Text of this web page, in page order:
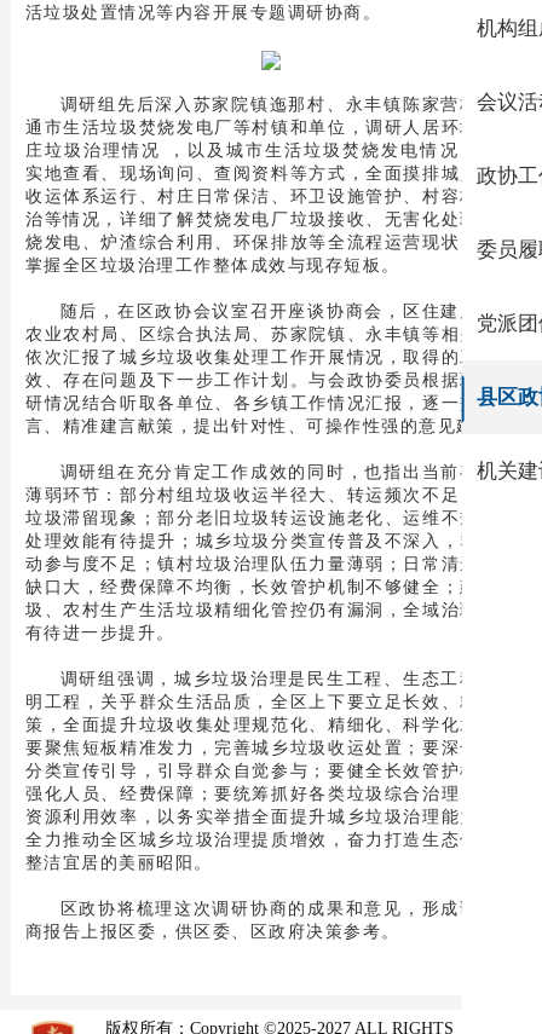
机构组
会议活
政协工
委员履
党派
县区政
机关建
活垃圾处置情况等内容开展专题调研协商。
调研组先后深入苏家院镇迤那村、永丰镇陈家营村、昭
通市生活垃圾焚烧发电厂等村镇和单位，调研人居环境和村
庄垃圾治理情况 ，以及城市生活垃圾焚烧发电情况，通过
实地查看、现场询问、查阅资料等方式，全面摸排城乡垃圾
收运体系运行、村庄日常保洁、环卫设施管护、村容村貌整
治等情况，详细了解焚烧发电厂垃圾接收、无害化处理、焚
烧发电、炉渣综合利用、环保排放等全流程运营现状，系统
掌握全区垃圾治理工作整体成效与现存短板。
随后，在区政协会议室召开座谈协商会，区住建局、区
农业农村局、区综合执法局、苏家院镇、永丰镇等相关单位
依次汇报了城乡垃圾收集处理工作开展情况，取得的工作成
效、存在问题及下一步工作计划。与会政协委员根据现场调
研情况结合听取各单位、各乡镇工作情况汇报，逐一交流发
言、精准建言献策，提出针对性、可操作性强的意见建议。
调研组在充分肯定工作成效的同时，也指出当前存在的
薄弱环节：部分村组垃圾收运半径大、转运频次不足，存在
垃圾滞留现象；部分老旧垃圾转运设施老化、运维不规范，
处理效能有待提升；城乡垃圾分类宣传普及不深入，群众主
动参与度不足；镇村垃圾治理队伍力量薄弱；日常清运资金
缺口大，经费保障不均衡，长效管护机制不够健全；建筑垃
圾、农村生产生活垃圾精细化管控仍有漏洞，全域治理精度
有待进一步提升。
调研组强调，城乡垃圾治理是民生工程、生态工程、文
明工程，关乎群众生活品质，全区上下要立足长效、精准施
策，全面提升垃圾收集处理规范化、精细化、科学化水平。
要聚焦短板精准发力，完善城乡垃圾收运处置；要深化垃圾
分类宣传引导，引导群众自觉参与；要健全长效管护机制，
强化人员、经费保障；要统筹抓好各类垃圾综合治理，提升
资源利用效率，以务实举措全面提升城乡垃圾治理能力；要
全力推动全区城乡垃圾治理提质增效，奋力打造生态优美、
整洁宜居的美丽昭阳。
区政协将梳理这次调研协商的成果和意见，形成调研协
商报告上报区委，供区委、区政府决策参考。
版权所有：Copyright ©2025-2027 ALL RIGHTS